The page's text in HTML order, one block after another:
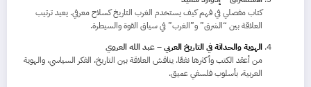
كتاب مفصلي في فهم كيف يستخدم الغرب التاريخ كسلاح معرفي. يعيد ترتيب
العلاقة بين “الشرق” و”الغرب” في سياق القوة والسيطرة.
الهوية والحداثة في التاريخ العربي– عبد الله العروي
من أعقد الكتب وأكثرها نفعًا. يناقش العلاقة بين التاريخ، الفكر السياسي، والهوية
العربية، بأسلوب فلسفي عميق.